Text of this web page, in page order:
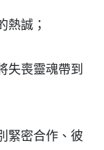
熱誠；
失喪靈魂帶到
緊密合作、彼